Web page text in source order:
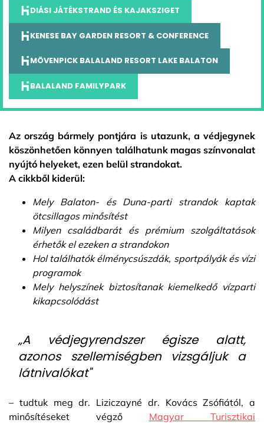
DIÁSI JÁTÉKSTRAND ÉS KAJAKSZIGET
KENESE BAY GARDEN RESORT & CONFERENCE
MÖVENPICK BALALAND RESORT LAKE BALATON
BALALAND FAMILYPARK
Az ország bármely pontjára is utazunk, a védjegynek
köszönhetően könnyen találhatunk magas színvonalat
nyújtó helyeket, ezen belül strandokat.
A cikkből kiderül:
Mely Balaton- és Duna-parti strandok kaptak
ötcsillagos minősítést
Milyen családbarát és prémium szolgáltatások
érhetők el ezeken a strandokon
Hol találhatók élménycsúszdák, sportpályák és vízi
programok
Mely helyszínek biztosítanak kiemelkedő vízparti
kikapcsolódást
„A védjegyrendszer égisze alatt,
azonos szellemiségben vizsgáljuk a
látnivalókat"
– tudtuk meg dr. Liziczayné dr. Kovács Zsófiától, a
minősítéseket végző Magyar Turisztikai